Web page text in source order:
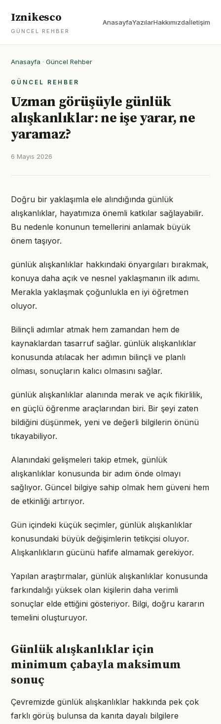
Iznikesco
GÜNCEL REHBER
AnasayfaYazılarHakkımızdaİletişim
Anasayfa · Güncel Rehber
GÜNCEL REHBER
Uzman görüşüyle günlük
alışkanlıklar: ne işe yarar, ne
yaramaz?
6 Mayıs 2026
Doğru bir yaklaşımla ele alındığında günlük
alışkanlıklar, hayatımıza önemli katkılar sağlayabilir.
Bu nedenle konunun temellerini anlamak büyük
önem taşıyor.
günlük alışkanlıklar hakkındaki önyargıları bırakmak,
konuya daha açık ve nesnel yaklaşmanın ilk adımı.
Merakla yaklaşmak çoğunlukla en iyi öğretmen
oluyor.
Bilinçli adımlar atmak hem zamandan hem de
kaynaklardan tasarruf sağlar. günlük alışkanlıklar
konusunda atılacak her adımın bilinçli ve planlı
olması, sonuçların kalıcı olmasını sağlar.
günlük alışkanlıklar alanında merak ve açık fikirlilik,
en güçlü öğrenme araçlarından biri. Bir şeyi zaten
bildiğini düşünmek, yeni ve değerli bilgilerin önünü
tıkayabiliyor.
Alanındaki gelişmeleri takip etmek, günlük
alışkanlıklar konusunda bir adım önde olmayı
sağlıyor. Güncel bilgiye sahip olmak hem güveni hem
de etkinliği artırıyor.
Gün içindeki küçük seçimler, günlük alışkanlıklar
konusundaki büyük değişimlerin tetikçisi oluyor.
Alışkanlıkların gücünü hafife almamak gerekiyor.
Yapılan araştırmalar, günlük alışkanlıklar konusunda
farkındalığı yüksek olan kişilerin daha verimli
sonuçlar elde ettiğini gösteriyor. Bilgi, doğru kararın
temelini oluşturuyor.
Günlük alışkanlıklar için
minimum çabayla maksimum
sonuç
Çevremizde günlük alışkanlıklar hakkında pek çok
farklı görüş bulunsa da kanıta dayalı bilgilere